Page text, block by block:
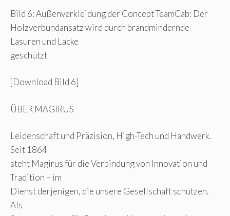
Bild 6: Außenverkleidung der Concept TeamCab: Der
Holzverbundansatz wird durch brandmindernde
Lasuren und Lacke
geschützt
[Download Bild 6]
ÜBER MAGIRUS
Leidenschaft und Präzision, High-Tech und Handwerk.
Seit 1864
steht Magirus für die Verbindung von Innovation und
Tradition – im
Dienst derjenigen, die unsere Gesellschaft schützen.
Als